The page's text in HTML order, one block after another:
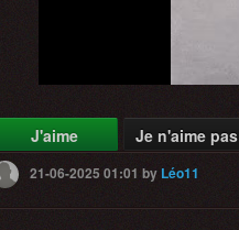
J'aime Je n'aime pas
21-06-2025 01:01 by Léo11